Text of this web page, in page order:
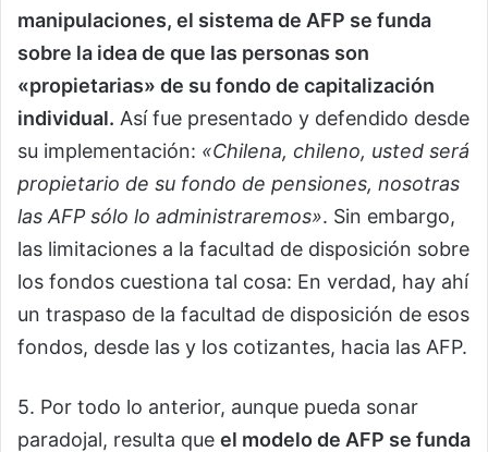
manipulaciones, el sistema de AFP se funda
sobre la idea de que las personas son
«propietarias» de su fondo de capitalización
individual. Así fue presentado y defendido desde
su implementación: «Chilena, chileno, usted será
propietario de su fondo de pensiones, nosotras
las AFP sólo lo administraremos». Sin embargo,
las limitaciones a la facultad de disposición sobre
los fondos cuestiona tal cosa: En verdad, hay ahí
un traspaso de la facultad de disposición de esos
fondos, desde las y los cotizantes, hacia las AFP.
5. Por todo lo anterior, aunque pueda sonar
paradojal, resulta que el modelo de AFP se funda